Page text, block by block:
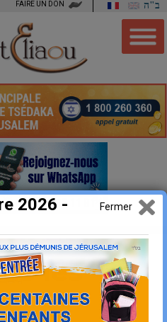
ב"ה FAIRE UN DON
les
2026 -
Fermer